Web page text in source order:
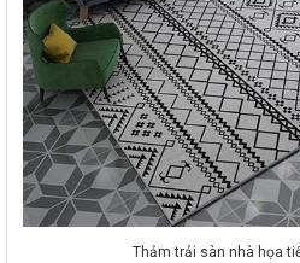
Thảm trải sàn nhà họa